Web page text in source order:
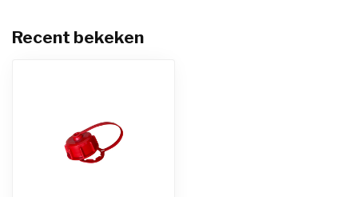
Recent bekeken